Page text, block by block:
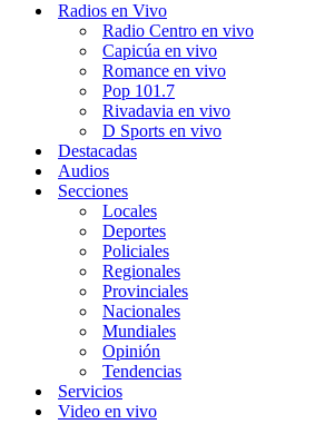
navegaciónRadios en Vivo
Radio Centro en vivo
Capicúa en vivo
Romance en vivo
Pop 101.7
Rivadavia en vivo
D Sports en vivo
Destacadas
Audios
Secciones
Locales
Deportes
Policiales
Regionales
Provinciales
Nacionales
Mundiales
Opinión
Tendencias
Servicios
Video en vivo